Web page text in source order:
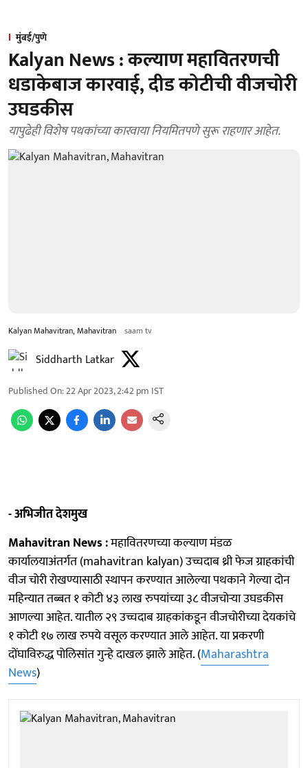
मुंबई/पुणे
Kalyan News : कल्याण महावितरणची
धडाकेबाज कारवाई, दीड कोटीची वीजचोरी
उघडकीस
यापुढेही विशेष पथकांच्या कारवाया नियमितपणे सुरू राहणार आहेत.
Kalyan Mahavitran, Mahavitran saam tv
Siddharth Latkar
Published On:22 Apr 2023, 2:42 pm IST
- अभिजीत देशमुख
Mahavitran News :महावितरणच्या कल्याण मंडळ
कार्यालयाअंतर्गत (mahavitran kalyan) उच्चदाब थ्री फेज ग्राहकांची
वीज चोरी रोखण्यासाठी स्थापन करण्यात आलेल्या पथकाने गेल्या दोन
महिन्यात तब्बत १ कोटी ४३ लाख रुपयांच्या ३८ वीजचोऱ्या उघडकीस
आणल्या आहेत. यातील २९ उच्चदाब ग्राहकांकडून वीजचोरीच्या देयकांचे
१ कोटी १७ लाख रुपये वसूल करण्यात आले आहेत. या प्रकरणी
दोंघाविरुद्ध पोलिसांत गुन्हे दाखल झाले आहेत. (Maharashtra
News)